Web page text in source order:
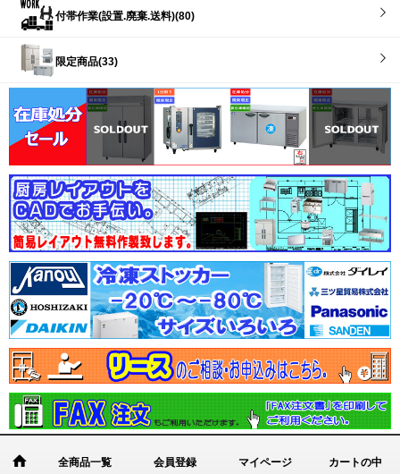
付帯作業(設置.廃棄.送料)(80)
限定商品(33)
全商品一覧 会員登録 マイページ カートの中